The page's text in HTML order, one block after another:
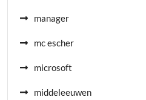
manager
mc escher
microsoft
middeleeuwen